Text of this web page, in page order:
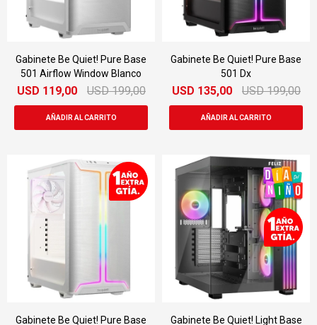
Gabinete Be Quiet! Pure Base
501 Airflow Window Blanco
USD 119,00 USD 199,00
Gabinete Be Quiet! Pure Base
501 Dx
USD 135,00 USD 199,00
Gabinete Be Quiet! Pure Base
Gabinete Be Quiet! Light Base